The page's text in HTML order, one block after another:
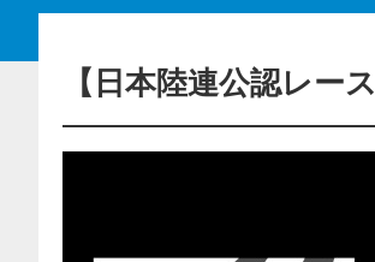
【日本陸連公認レー